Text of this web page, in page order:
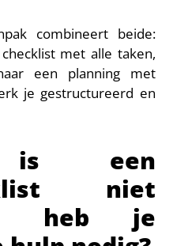
combineert beide:
met alle taken,
een planning met
je gestructureerd en
is een
niet
heb je